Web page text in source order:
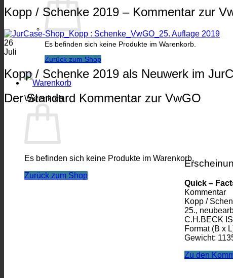
Es befinden sich keine Produkte im Warenkorb.
Zurück zum Shop
Warenkorb
Es befinden sich keine Produkte im Warenkorb.
Zurück zum Shop
Kopp / Schenke 2019 – Kommentar zur
26
Juli
Kopp / Schenke 2019 als Neuwerk im
Der Standard Kommentar zur VwGO
Quick –
Kommentar
Kopp /
25.,
C.H.BECK
Format (B x
Gewicht:
Zu den